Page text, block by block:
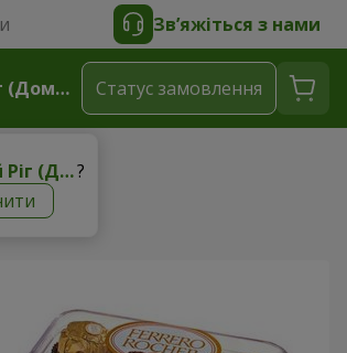
Зв’яжіться з нами
Кривий Ріг (Доманський Р-Н)
Кривий Ріг (Доманський р-н)?
Статус замовлення